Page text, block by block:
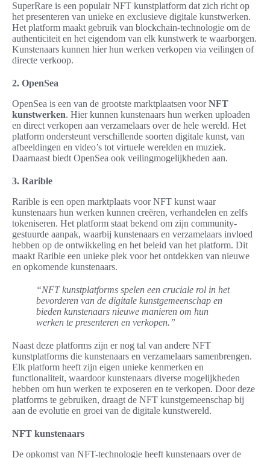
SuperRare is een populair NFT kunstplatform dat zich richt op
het presenteren van unieke en exclusieve digitale kunstwerken.
Het platform maakt gebruik van blockchain-technologie om de
authenticiteit en het eigendom van elk kunstwerk te waarborgen.
Kunstenaars kunnen hier hun werken verkopen via veilingen of
directe verkoop.
2. OpenSea
OpenSea is een van de grootste marktplaatsen voorNFT
kunstwerken. Hier kunnen kunstenaars hun werken uploaden
en direct verkopen aan verzamelaars over de hele wereld. Het
platform ondersteunt verschillende soorten digitale kunst, van
afbeeldingen en video’s tot virtuele werelden en muziek.
Daarnaast biedt OpenSea ook veilingmogelijkheden aan.
3. Rarible
Rarible is een open marktplaats voor NFT kunst waar
kunstenaars hun werken kunnen creëren, verhandelen en zelfs
tokeniseren. Het platform staat bekend om zijn community-
gestuurde aanpak, waarbij kunstenaars en verzamelaars invloed
hebben op de ontwikkeling en het beleid van het platform. Dit
maakt Rarible een unieke plek voor het ontdekken van nieuwe
en opkomende kunstenaars.
“NFT kunstplatforms spelen een cruciale rol in het
bevorderen van de digitale kunstgemeenschap en
bieden kunstenaars nieuwe manieren om hun
werken te presenteren en verkopen.”
Naast deze platforms zijn er nog tal van andere NFT
kunstplatforms die kunstenaars en verzamelaars samenbrengen.
Elk platform heeft zijn eigen unieke kenmerken en
functionaliteit, waardoor kunstenaars diverse mogelijkheden
hebben om hun werken te exposeren en te verkopen. Door deze
platforms te gebruiken, draagt de NFT kunstgemeenschap bij
aan de evolutie en groei van de digitale kunstwereld.
NFT kunstenaars
De opkomst van NFT-technologie heeft kunstenaars over de